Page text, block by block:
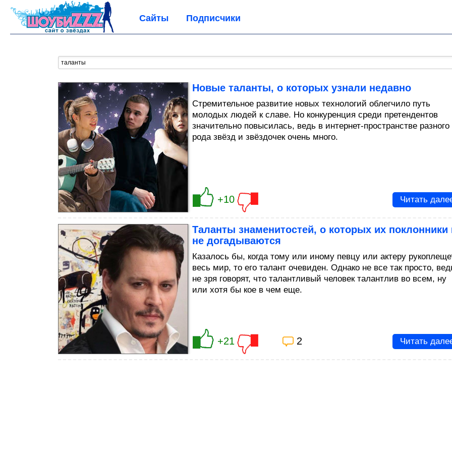
Сайты Подписчики
Новые таланты, о которых узнали недавно
Стремительное развитие новых технологий облегчило путь
молодых людей к славе. Но конкуренция среди претендентов
значительно повысилась, ведь в интернет-пространстве разного
рода звёзд и звёздочек очень много.
+10 Читать
Таланты знаменитостей, о которых их поклонники
не догадываются
Казалось бы, когда тому или иному певцу или актеру
весь мир, то его талант очевиден. Однако не все так просто,
не зря говорят, что талантливый человек талантлив во всем, ну
или хотя бы кое в чем еще.
+21 2 Читать